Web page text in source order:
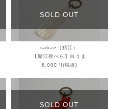
SOLD OUT
sabae（鯖江）
【鯖江靴べら】白うま
6,000円(税抜)
SOLD OUT